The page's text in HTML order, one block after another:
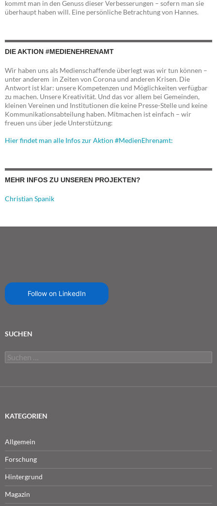
kommt man in den Genuss dieser Verbesserungen – sofern man sie
überhaupt haben will. Eine persönliche Betrachtung von Hannes.
DIE AKTION #MEDIENEHRENAMT
Wir haben uns als Medienschaffende überlegt was wir tun können –
unter anderem in Zeiten von Corona und anderen Krisen. Die
Antwort ist klar: unsere Kompetenzen und Möglichkeiten verfügbar
zu machen. Unsere Kreativität. Und das vor allem bei Gemeinden,
kleinen Vereinen und Institutionen die keine Presse-Stelle und keine
Kommunikationsabteilung haben. Mitmachen ist einfach – wir
freuen uns über jede Unterstützung:
Hier findet man alle Infos zur Aktion #MedienEhrenamt:
MEHR INFOS ZU UNSEREN PROJEKTEN?
Christian Spanik
Follow on LinkedIn
SUCHEN
Suchen
nach:
KATEGORIEN
Allgemein
Forschung
Hintergrund
Magazin